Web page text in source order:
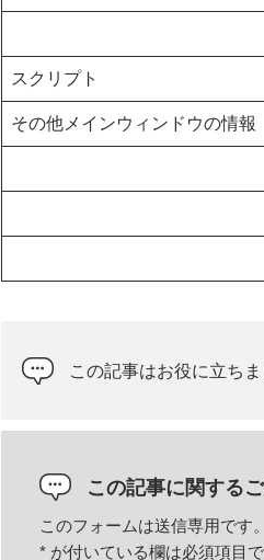
スクリプト
その他メインウィンドウの情報
この記事はお役に立ちま
この記事に関する
このフォームは送信専用です。
* が付いている欄は必須項目で